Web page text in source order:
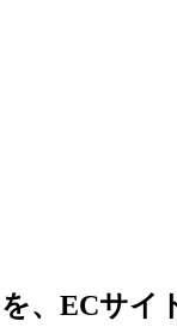
、ECサ